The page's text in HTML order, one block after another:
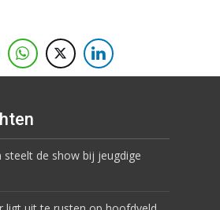
steelt de show bij jeugdige